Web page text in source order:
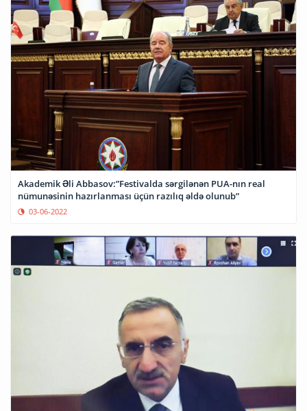
Akademik Əli Abbasov:”Festivalda sərgilənən PUA-nın real
nümunəsinin hazırlanması üçün razılıq əldə olunub”
03-06-2022